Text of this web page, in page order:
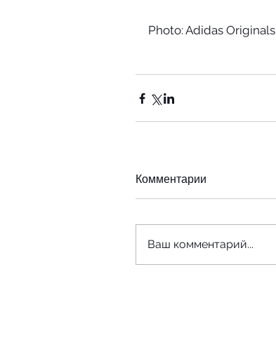
Photo: Adidas Originals
Комментарии
Ваш комментарий...